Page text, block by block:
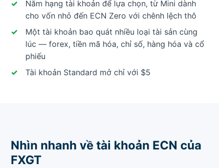
Năm hạng tài khoản để lựa chọn, từ Mini dành
cho vốn nhỏ đến ECN Zero với chênh lệch thô
Một tài khoản bao quát nhiều loại tài sản cùng
lúc — forex, tiền mã hóa, chỉ số, hàng hóa và cổ
phiếu
Tài khoản Standard mở chỉ với $5
Nhìn nhanh về tài khoản ECN của
FXGT